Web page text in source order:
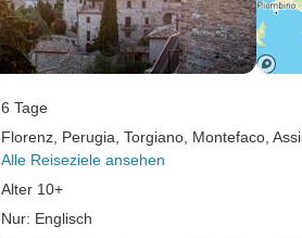
6 Tage
Florenz , Perugia , Torgiano , Montefaco ,
Alle Reiseziele ansehen
Alter 10+
Nur: Englisch